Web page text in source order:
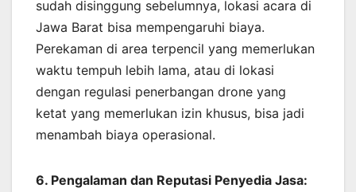
sudah disinggung sebelumnya, lokasi acara di
Jawa Barat bisa mempengaruhi biaya.
Perekaman di area terpencil yang memerlukan
waktu tempuh lebih lama, atau di lokasi
dengan regulasi penerbangan drone yang
ketat yang memerlukan izin khusus, bisa jadi
menambah biaya operasional.
6. Pengalaman dan Reputasi Penyedia Jasa: